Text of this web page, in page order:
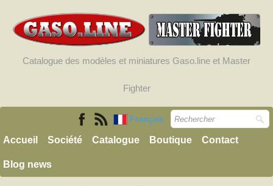
Catalogue des modèles et miniatures Gaso.line et Master
Fighter
Français
Accueil Société Catalogue Boutique Contact
Blog news